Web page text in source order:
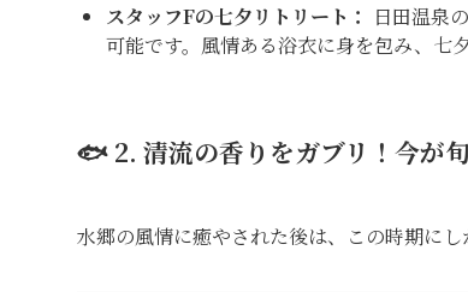
スタッフFの七夕リトリート：
日田温泉
可能です。風情ある浴衣に身を包み、七
🐟 2. 清流の香りをガブリ！今が
水郷の風情に癒やされた後は、この時期に